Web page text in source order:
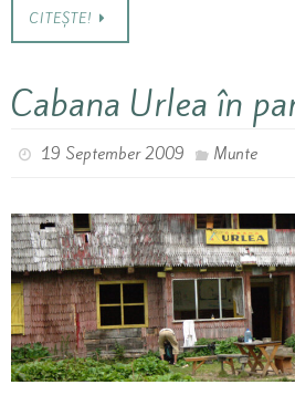
CITEȘTE!
Cabana Urlea în
19 September 2009 Munte